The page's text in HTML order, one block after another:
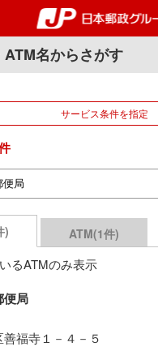
ATM名からさがす
サービス条件を指定
) ATM(1件)
るATMのみ表示
便局
福寺１－４－５